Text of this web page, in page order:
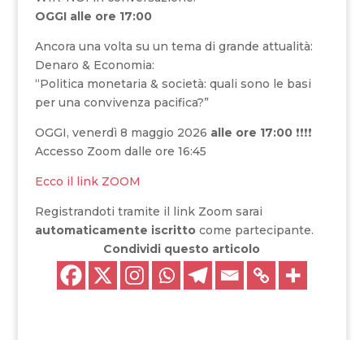
OGGI alle ore 17:00
Ancora una volta su un tema di grande attualità:
Denaro & Economia:
“Politica monetaria & società: quali sono le basi
per una convivenza pacifica?”
OGGI, venerdì 8 maggio 2026 alle ore 17:00❗❗❗❗
Accesso Zoom dalle ore 16:45
Ecco il link ZOOM
Registrandoti tramite il link Zoom sarai
automaticamente iscrittocome partecipante.
Condividi questo articolo